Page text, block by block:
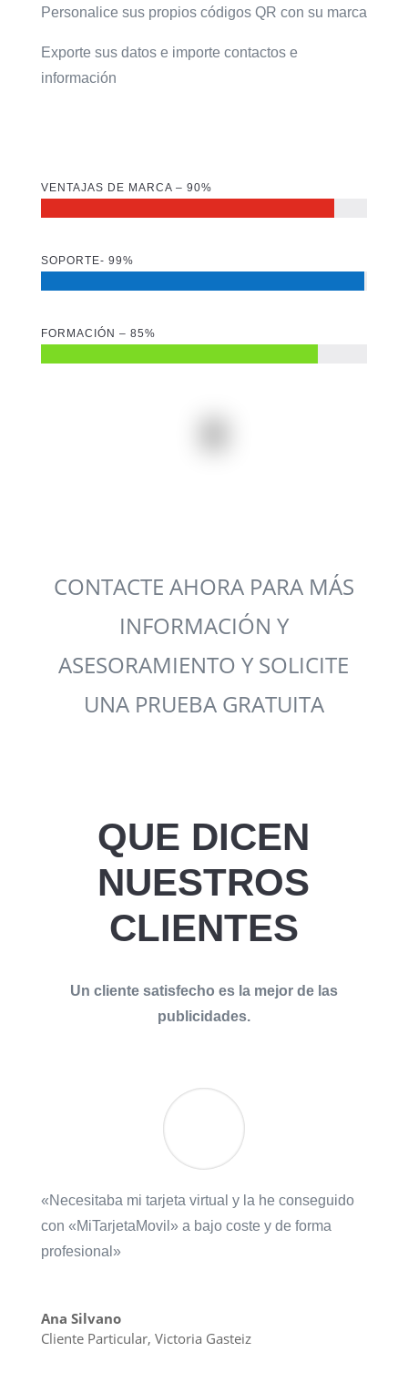
Personalice sus propios códigos QR con su marca
Exporte sus datos e importe contactos e
información
VENTAJAS DE MARCA – 90%
SOPORTE- 99%
FORMACIÓN – 85%
CONTACTE AHORA PARA MÁS
INFORMACIÓN Y
ASESORAMIENTO Y SOLICITE
UNA PRUEBA GRATUITA
QUE DICEN
NUESTROS
CLIENTES
Un cliente satisfecho es la mejor de las
publicidades.
«Necesitaba mi tarjeta virtual y la he conseguido
con «MiTarjetaMovil» a bajo coste y de forma
profesional»
Ana Silvano
Cliente Particular, Victoria Gasteiz